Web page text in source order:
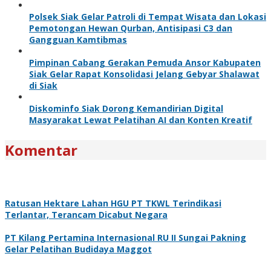
Polsek Siak Gelar Patroli di Tempat Wisata dan Lokasi
Pemotongan Hewan Qurban, Antisipasi C3 dan
Gangguan Kamtibmas
Pimpinan Cabang Gerakan Pemuda Ansor Kabupaten
Siak Gelar Rapat Konsolidasi Jelang Gebyar Shalawat
di Siak
Diskominfo Siak Dorong Kemandirian Digital
Masyarakat Lewat Pelatihan AI dan Konten Kreatif
Komentar
Ratusan Hektare Lahan HGU PT TKWL Terindikasi
Terlantar, Terancam Dicabut Negara
PT Kilang Pertamina Internasional RU II Sungai Pakning
Gelar Pelatihan Budidaya Maggot